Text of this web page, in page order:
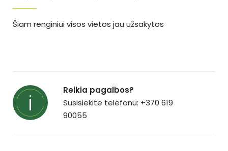
Šiam renginiui visos vietos jau užsakytos
Reikia pagalbos?
Susisiekite telefonu: +370 619
90055